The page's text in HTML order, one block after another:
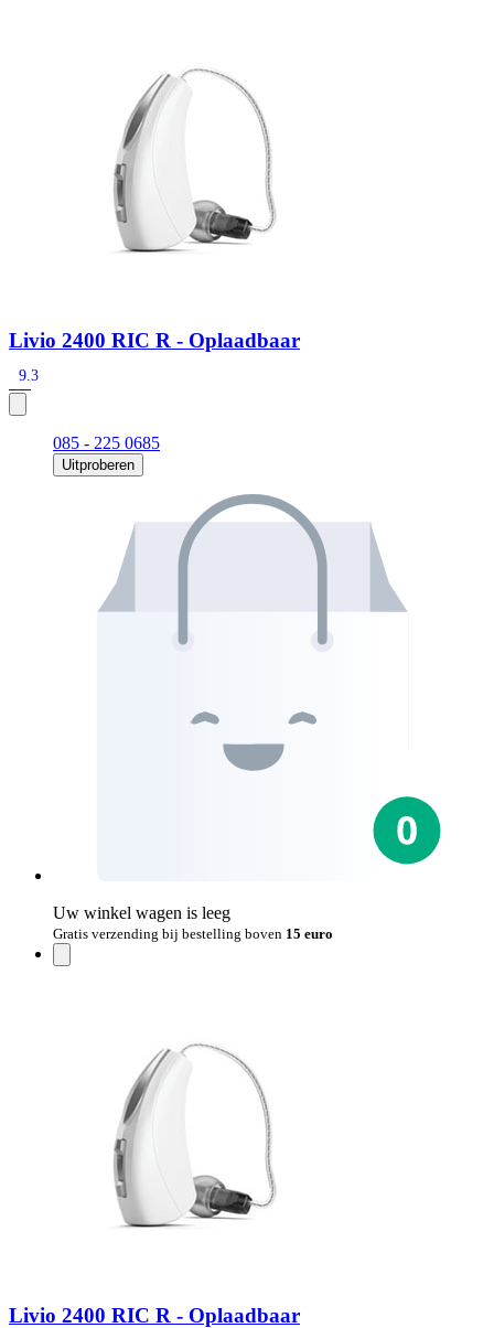
Signia hoortoestellen Signia Pure BCT IX
Audio Service R LI 7
Hoortoestelbatterijen
Filters
Onderhoudsartikelen
Signia Active Mini IX - Oplaadbaar
De Signia Active Mini IX is het nieuwste hoortoestel van Signia.
Livio 2400 RIC R - Oplaadbaar
9.3
085 - 225 0685
Uitproberen
Uw winkel wagen is leeg
Gratis verzending bij bestelling boven 15 euro
Livio 2400 RIC R - Oplaadbaar